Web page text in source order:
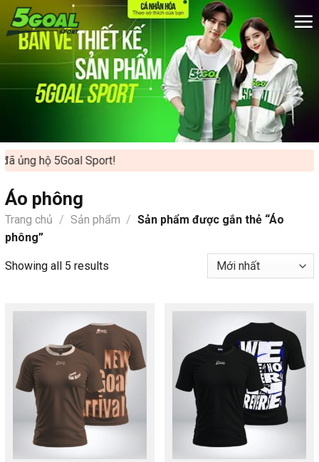
Chuyển
đến
dung
ủng hộ 5Goal Sport!
Áo phông
Trang chủ / Sản phẩm / Sản phẩm được gắn thẻ “Áo
phông”
Showing all 5 results